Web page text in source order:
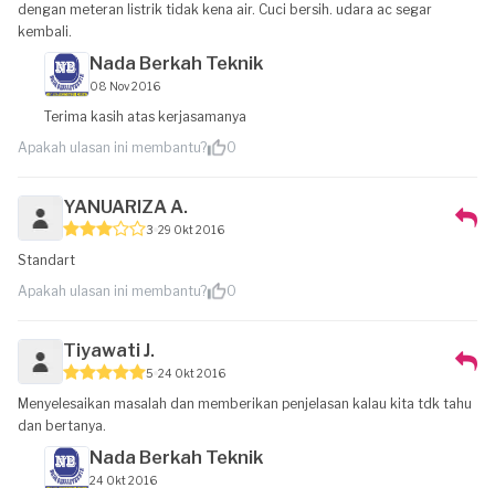
dengan meteran listrik tidak kena air. Cuci bersih. udara ac segar
kembali.
Nada Berkah Teknik
08 Nov 2016
Terima kasih atas kerjasamanya
Apakah ulasan ini membantu?
0
YANUARIZA A.
3 29 Okt 2016
Standart
Apakah ulasan ini membantu?
0
Tiyawati J.
5 24 Okt 2016
Menyelesaikan masalah dan memberikan penjelasan kalau kita tdk tahu
dan bertanya.
Nada Berkah Teknik
24 Okt 2016